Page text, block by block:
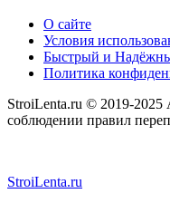
О сайте
Условия
Быстрый и
Политика
StroiLenta.ru © 2019-2025
соблюдении правил
StroiLenta.ru